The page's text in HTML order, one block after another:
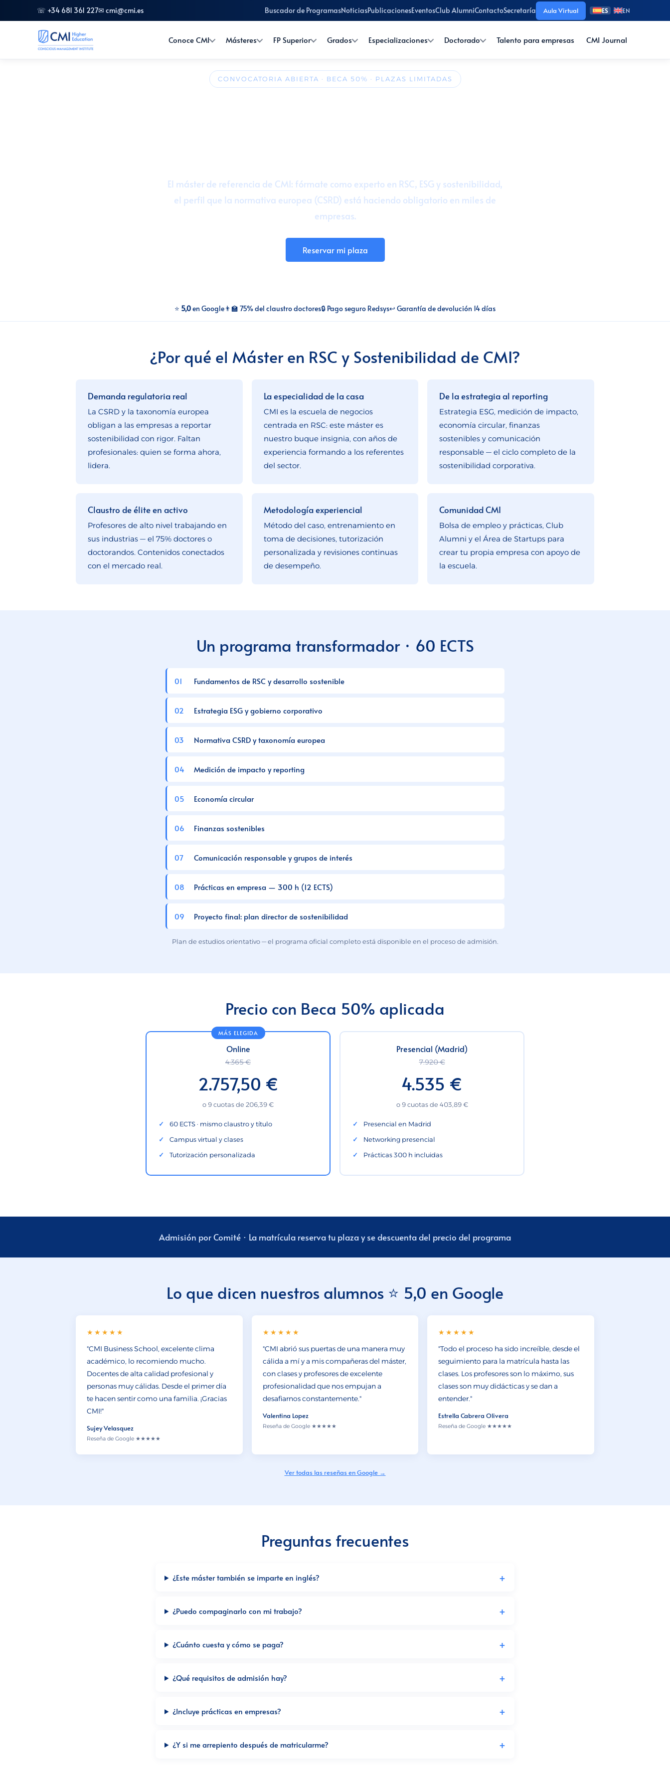
☏ +34 681 361 227✉ cmi@cmi.es Buscador de ProgramasNoticiasPublicacionesEventosClub AlumniContactoSecretaría Aula Virtual ES EN
Conoce CMI Másteres FP Superior Grados Especializaciones Doctorado Talento para empresas CMI Journal
CONVOCATORIA ABIERTA · BECA 50% · PLAZAS LIMITADAS
El máster de referencia de CMI: fórmate como experto en RSC, ESG y sostenibilidad,
el perfil que la normativa europea (CSRD) está haciendo obligatorio en miles de
empresas.
Reservar mi plaza
⭐ 5,0en Google👨‍🏫 75% del claustro doctores🔒 Pago seguro Redsys↩️ Garantía de devolución 14 días
¿Por qué el Máster en RSC y Sostenibilidad de CMI?
Demanda regulatoria real
La CSRD y la taxonomía europea
obligan a las empresas a reportar
sostenibilidad con rigor. Faltan
profesionales: quien se forma ahora,
lidera.
La especialidad de la casa
CMI es la escuela de negocios
centrada en RSC: este máster es
nuestro buque insignia, con años de
experiencia formando a los referentes
del sector.
De la estrategia al reporting
Estrategia ESG, medición de impacto,
economía circular, finanzas
sostenibles y comunicación
responsable — el ciclo completo de la
sostenibilidad corporativa.
Claustro de élite en activo
Profesores de alto nivel trabajando en
sus industrias — el 75% doctores o
doctorandos. Contenidos conectados
con el mercado real.
Metodología experiencial
Método del caso, entrenamiento en
toma de decisiones, tutorización
personalizada y revisiones continuas
de desempeño.
Comunidad CMI
Bolsa de empleo y prácticas, Club
Alumni y el Área de Startups para
crear tu propia empresa con apoyo de
la escuela.
Un programa transformador · 60 ECTS
Fundamentos de RSC y desarrollo sostenible
Estrategia ESG y gobierno corporativo
Normativa CSRD y taxonomía europea
Medición de impacto y reporting
Economía circular
Finanzas sostenibles
Comunicación responsable y grupos de interés
Prácticas en empresa — 300 h (12 ECTS)
Proyecto final: plan director de sostenibilidad
Plan de estudios orientativo — el programa oficial completo está disponible en el proceso de admisión.
Precio con Beca 50% aplicada
Online
4.365 €
2.757,50 €
o 9 cuotas de 206,39 €
60 ECTS · mismo claustro y título
Campus virtual y clases
Tutorización personalizada
Presencial (Madrid)
7.920 €
4.535 €
o 9 cuotas de 403,89 €
Presencial en Madrid
Networking presencial
Prácticas 300 h incluidas
Admisión por Comité · La matrícula reserva tu plaza y se descuenta del precio del programa
Lo que dicen nuestros alumnos ⭐ 5,0 en Google
★★★★★
"CMI Business School, excelente clima
académico, lo recomiendo mucho.
Docentes de alta calidad profesional y
personas muy cálidas. Desde el primer día
te hacen sentir como una familia. ¡Gracias
CMI!"
Sujey Velasquez
Reseña de Google ★★★★★
★★★★★
"CMI abrió sus puertas de una manera muy
cálida a mí y a mis compañeras del máster,
con clases y profesores de excelente
profesionalidad que nos empujan a
desafiarnos constantemente."
Valentina Lopez
Reseña de Google ★★★★★
★★★★★
"Todo el proceso ha sido increíble, desde el
seguimiento para la matrícula hasta las
clases. Los profesores son lo máximo, sus
clases son muy didácticas y se dan a
entender."
Estrella Cabrera Olivera
Reseña de Google ★★★★★
Ver todas las reseñas en Google →
Preguntas frecuentes
¿Este máster también se imparte en inglés?
¿Puedo compaginarlo con mi trabajo?
¿Cuánto cuesta y cómo se paga?
¿Qué requisitos de admisión hay?
¿Incluye prácticas en empresas?
¿Y si me arrepiento después de matricularme?